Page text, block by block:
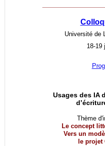
Université de
18-19
Usages des IA
Thème
Le concept
Vers un
le projet